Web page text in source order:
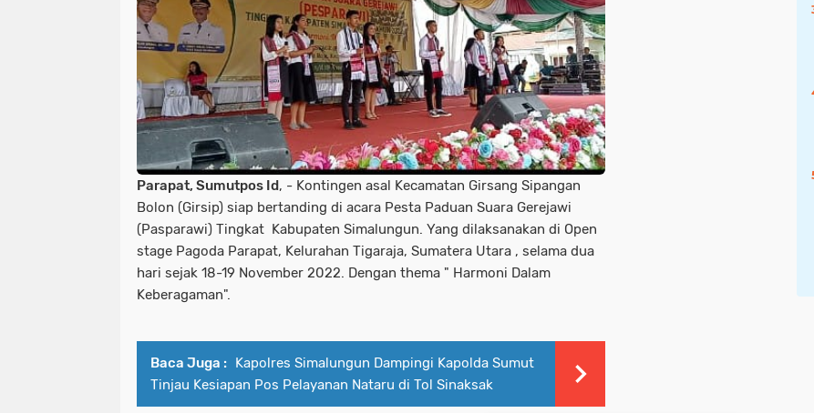
Parapat, Sumutpos Id, - Kontingen asal Kecamatan Girsang Sipangan
Bolon (Girsip) siap bertanding di acara Pesta Paduan Suara Gerejawi
(Pasparawi) Tingkat Kabupaten Simalungun. Yang dilaksanakan di Open
stage Pagoda Parapat, Kelurahan Tigaraja, Sumatera Utara , selama dua
hari sejak 18-19 November 2022. Dengan thema " Harmoni Dalam
Keberagaman".
Baca Juga : Kapolres Simalungun Dampingi Kapolda Sumut
Tinjau Kesiapan Pos Pelayanan Nataru di Tol Sinaksak